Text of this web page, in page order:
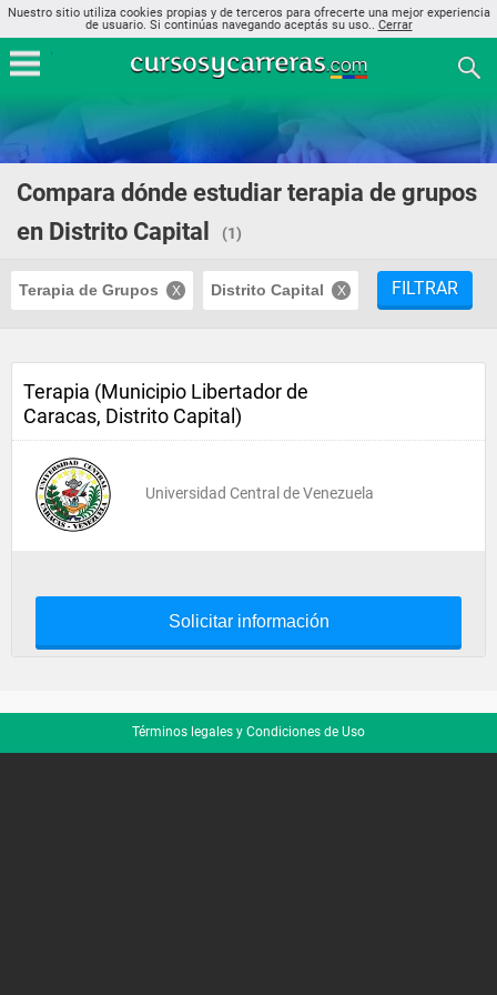
Nuestro sitio utiliza cookies propias y de terceros para ofrecerte una mejor experiencia
de usuario. Si continúas navegando aceptás su uso.. Cerrar
Compara dónde estudiar terapia de grupos
en Distrito Capital
(1)
Terapia de Grupos Distrito Capital FILTRAR
Terapia (Municipio Libertador de
Caracas, Distrito Capital)
Universidad Central de Venezuela
Solicitar información
Términos legales y Condiciones de Uso